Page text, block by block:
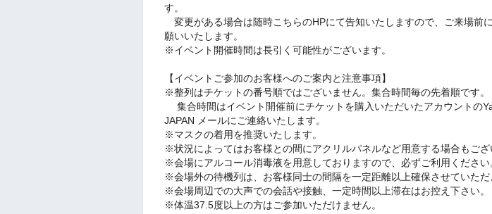
す。
変更がある場合は随時こちらのHPにて告知いたしますので、ご来場前
願いいたします。
※イベント開催時間は長引く可能性がございます。
【イベントご参加のお客様へのご案内と注意事項】
※整列はチケットの番号順ではございません。集合時間毎の先着順です。
集合時間はイベント開催前にチケットを購入いただいたアカウントの
JAPAN メールにご連絡いたします。
※マスクの着用を推奨いたします。
※状況によってはお客様との間にアクリルパネルなど用意する場合もござ
※会場にアルコール消毒液を用意しておりますので、必ずご利用ください
※会場外の待機列は、お客様同士の間隔を一定距離以上確保させていただ
※会場周辺での大声での会話や接触、一定時間以上滞在はお控え下さい。
※体温37.5度以上の方はご参加いただけません。